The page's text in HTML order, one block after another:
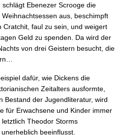
Ebenezer Scrooge die
aus, beschimpft
faul zu sein, und weigert
Geld zu spenden. Da wird der
von drei Geistern besucht, die
dafür, wie Dickens die
Zeitalters ausformte,
Bestand der Jugendliteratur, wird
für Erwachsene und Kinder immer
Theodor Storms
beeinflusst.